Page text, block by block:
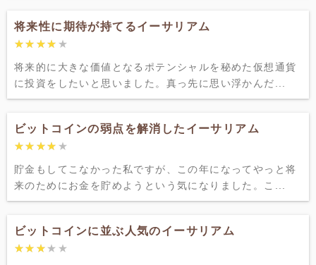
将来性に期待が持てるイーサリアム
★★★★★
★★★★★
将来的に大きな価値となるポテンシャルを秘めた仮想通貨
に投資をしたいと思いました。真っ先に思い浮かんだ...
ビットコインの弱点を解消したイーサリアム
★★★★★
★★★★★
貯金もしてこなかった私ですが、この年になってやっと将
来のためにお金を貯めようという気になりました。こ...
ビットコインに並ぶ人気のイーサリアム
★★★★★
★★★★★